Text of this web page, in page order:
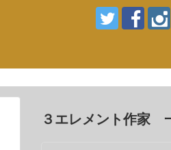
３エレメント作家